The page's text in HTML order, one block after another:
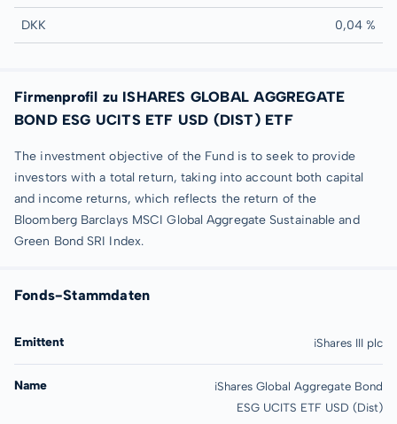
DKK 0,04 %
Firmenprofil zu ISHARES GLOBAL AGGREGATE
BOND ESG UCITS ETF USD (DIST) ETF
The investment objective of the Fund is to seek to provide
investors with a total return, taking into account both capital
and income returns, which reflects the return of the
Bloomberg Barclays MSCI Global Aggregate Sustainable and
Green Bond SRI Index.
Fonds-Stammdaten
Emittent iShares III plc
Name
iShares Global Aggregate Bond
ESG UCITS ETF USD (Dist)